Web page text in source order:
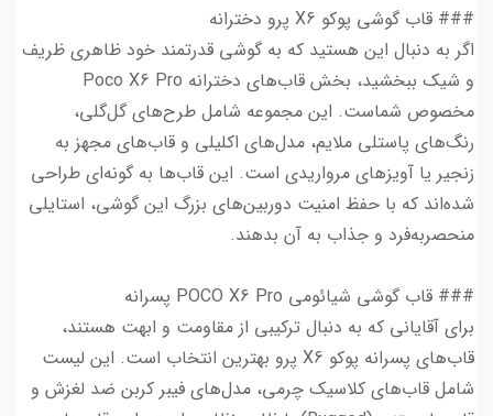
### قاب گوشی پوکو X6 پرو دخترانه
اگر به دنبال این هستید که به گوشی قدرتمند خود ظاهری ظریف
و شیک ببخشید، بخش قاب‌های دخترانه Poco X6 Pro
مخصوص شماست. این مجموعه شامل طرح‌های گل‌گلی،
رنگ‌های پاستلی ملایم، مدل‌های اکلیلی و قاب‌های مجهز به
زنجیر یا آویزهای مرواریدی است. این قاب‌ها به گونه‌ای طراحی
شده‌اند که با حفظ امنیت دوربین‌های بزرگ این گوشی، استایلی
منحصربه‌فرد و جذاب به آن بدهند.
### قاب گوشی شیائومی POCO X6 Pro پسرانه
برای آقایانی که به دنبال ترکیبی از مقاومت و ابهت هستند،
قاب‌های پسرانه پوکو X6 پرو بهترین انتخاب است. این لیست
شامل قاب‌های کلاسیک چرمی، مدل‌های فیبر کربن ضد لغزش و